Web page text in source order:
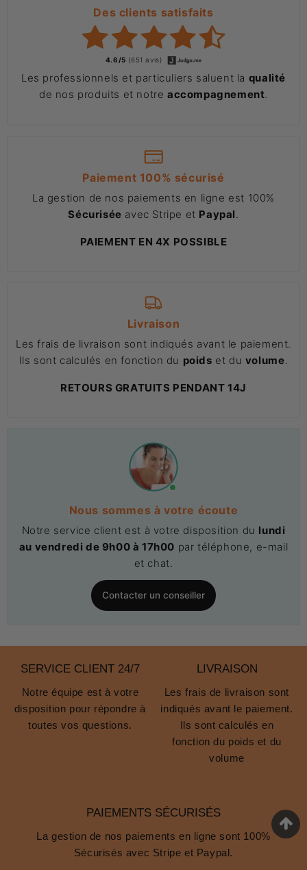
Des clients satisfaits
4.6/5 (651 avis)
Les professionnels et particuliers saluent la qualité
de nos produits et notre accompagnement.
Paiement 100% sécurisé
La gestion de nos paiements en ligne est 100%
Sécurisée avec Stripe et Paypal.
PAIEMENT EN 4X POSSIBLE
Livraison
Les frais de livraison sont indiqués avant le paiement.
Ils sont calculés en fonction du poids et du volume.
RETOURS GRATUITS PENDANT 14J
Nous sommes à votre écoute
Notre service client est à votre disposition du lundi
au vendredi de 9h00 à 17h00 par téléphone, e-mail
et chat.
Contacter un conseiller
SERVICE CLIENT 24/7
Notre équipe est à votre
disposition pour répondre à
toutes vos questions.
LIVRAISON
Les frais de livraison sont
indiqués avant le paiement.
Ils sont calculés en
fonction du poids et du
volume
PAIEMENTS SÉCURISÉS
La gestion de nos paiements en ligne sont 100%
Sécurisés avec Stripe et Paypal.